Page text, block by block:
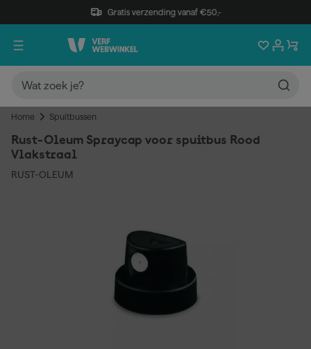
Gratis verzending vanaf €50,-
Home Spuitbussen
Rust-Oleum Spraycap voor spuitbus Rood
Vlakstraal
RUST-OLEUM